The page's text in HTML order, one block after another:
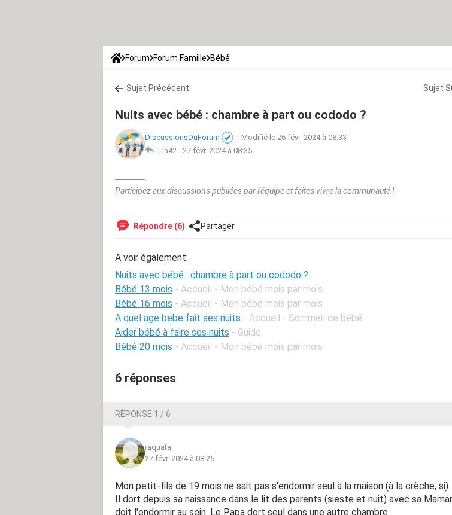
Forum Forum Famille Bébé
Sujet Précédent Sujet
Nuits avec bébé : chambre à part ou cododo ?
DiscussionsDuForum - Modifié le 26 févr. 2024 à 08:33
Lia42 - 27 févr. 2024 à 08:35
Participez aux discussions publiées par l'équipe et faites vivre la communauté !
Répondre (6) Partager
A voir également:
Nuits avec bébé : chambre à part ou cododo ?
Bébé 13 mois - Accueil - Mon bébé mois par mois
Bébé 16 mois - Accueil - Mon bébé mois par mois
A quel age bebe fait ses nuits - Accueil - Sommeil de bébé
Aider bébé à faire ses nuits - Guide
Bébé 20 mois - Accueil - Mon bébé mois par mois
6 réponses
RÉPONSE 1 / 6
raquata
27 févr. 2024 à 08:25
Mon petit-fils de 19 mois ne sait pas s'endormir seul à la maison (à la crèche, si).
Il dort depuis sa naissance dans le lit des parents (sieste et nuit) avec sa
doit l'endormir au sein. Le Papa dort seul dans une autre chambre.